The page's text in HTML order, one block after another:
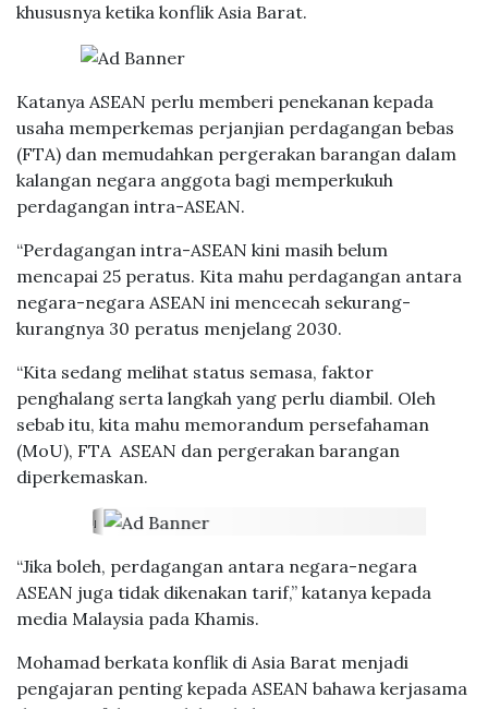
khususnya ketika konflik Asia Barat.
Katanya ASEAN perlu memberi penekanan kepada
usaha memperkemas perjanjian perdagangan bebas
(FTA) dan memudahkan pergerakan barangan dalam
kalangan negara anggota bagi memperkukuh
perdagangan intra-ASEAN.
“Perdagangan intra-ASEAN kini masih belum
mencapai 25 peratus. Kita mahu perdagangan antara
negara-negara ASEAN ini mencecah sekurang-
kurangnya 30 peratus menjelang 2030.
“Kita sedang melihat status semasa, faktor
penghalang serta langkah yang perlu diambil. Oleh
sebab itu, kita mahu memorandum persefahaman
(MoU), FTA ASEAN dan pergerakan barangan
diperkemaskan.
“Jika boleh, perdagangan antara negara-negara
ASEAN juga tidak dikenakan tarif,” katanya kepada
media Malaysia pada Khamis.
Mohamad berkata konflik di Asia Barat menjadi
pengajaran penting kepada ASEAN bahawa kerjasama